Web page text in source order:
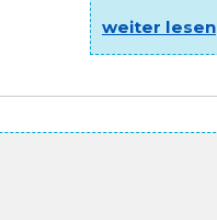
weiter lesen